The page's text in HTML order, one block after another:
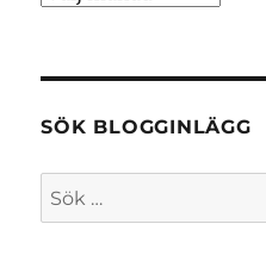
SÖK BLOGGINLÄGG
Sök
efter: